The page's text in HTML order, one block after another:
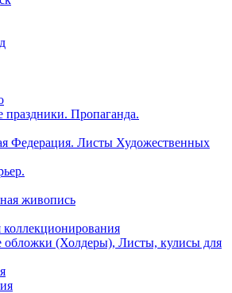
праздники. Пропаганда.
Федерация. Листы Художественных
живопись
коллекционирования
обложки (Холдеры), Листы, кулисы для